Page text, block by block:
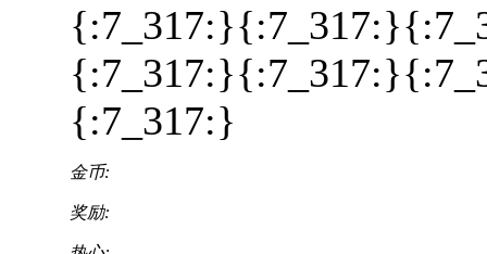
{:7_317:}
金币:
奖励: